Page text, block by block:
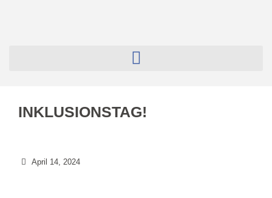
INKLUSIONSTAG!
April 14, 2024